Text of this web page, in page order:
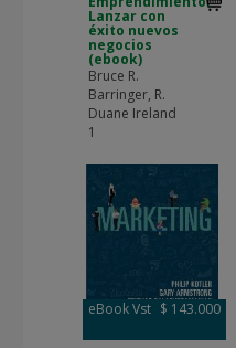
Lanzar con
éxito nuevos
negocios
(ebook)
Bruce R.
Barringer, R.
Duane Ireland
1
eBook Vst $ 143.000